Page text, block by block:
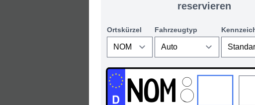
reservieren
Ortskürzel Fahrzeugtyp
NOM: